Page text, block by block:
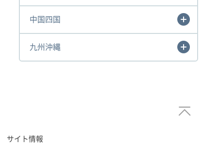
中国四国
九州沖縄
サイト情報